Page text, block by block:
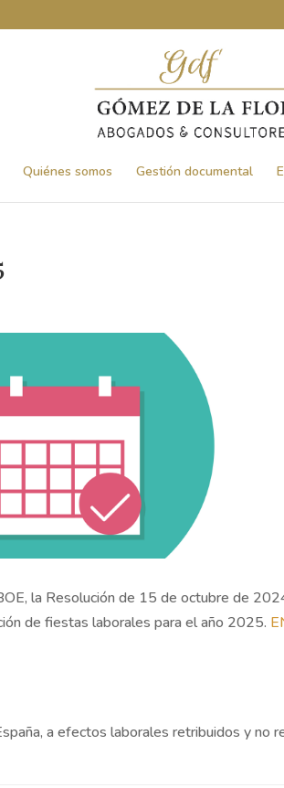
Quiénes somos Gestión documental
la Resolución de 15 de octubre de
de fiestas laborales para el año 2025.
a efectos laborales retribuidos y no